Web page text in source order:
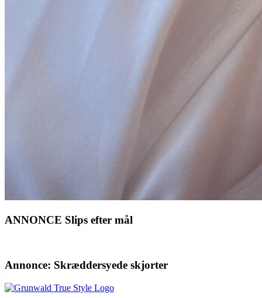
ANNONCE Slips efter mål
Annonce: Skræddersyede skjorter